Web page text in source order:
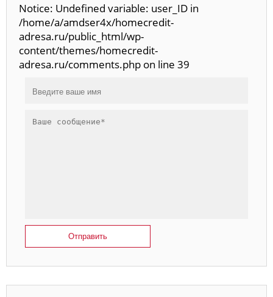
Notice: Undefined variable: user_ID in
/home/a/amdser4x/homecredit-
adresa.ru/public_html/wp-
content/themes/homecredit-
adresa.ru/comments.php on line 39
Отправить